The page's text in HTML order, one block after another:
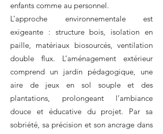
enfants comme au personnel.
L’approche environnementale est
exigeante : structure bois, isolation en
paille, matériaux biosourcés, ventilation
double flux. L’aménagement extérieur
comprend un jardin pédagogique, une
aire de jeux en sol souple et des
plantations, prolongeant l’ambiance
douce et éducative du projet. Par sa
sobriété, sa précision et son ancrage dans